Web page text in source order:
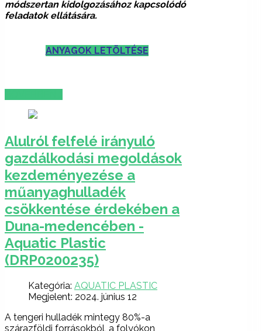
módszertan kidolgozásához kapcsolódó
feladatok ellátására.
ANYAGOK LETÖLTÉSE
Alulról felfelé irányuló
gazdálkodási megoldások
kezdeményezése a
műanyaghulladék
csökkentése érdekében a
Duna-medencében -
Aquatic Plastic
(DRP0200235)
Kategória: AQUATIC PLASTIC
Megjelent: 2024. június 12
A tengeri hulladék mintegy 80%-a
szárazföldi forrásokból, a folyókon